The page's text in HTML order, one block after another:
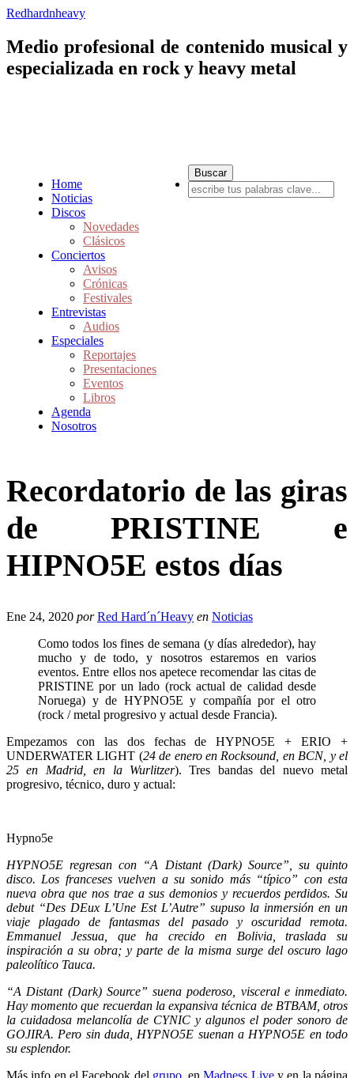
Redhardnheavy
Medio profesional de contenido musical y
especializada en rock y heavy metal
Home
Noticias
Discos
Novedades
Clásicos
Conciertos
Avisos
Crónicas
Festivales
Entrevistas
Audios
Especiales
Reportajes
Presentaciones
Eventos
Libros
Agenda
Nosotros
Recordatorio de las giras
de PRISTINE e
HIPNO5E estos días
Ene 24, 2020 por Red Hard´n´Heavy en Noticias
Como todos los fines de semana (y días alrededor), hay
mucho y de todo, y nosotros estaremos en varios
eventos. Entre ellos nos apetece recomendar las citas de
PRISTINE por un lado (rock actual de calidad desde
Noruega) y de HYPNO5E y compañía por el otro
(rock / metal progresivo y actual desde Francia).
Empezamos con las dos fechas de HYPNO5E + ERIO +
UNDERWATER LIGHT (24 de enero en Rocksound, en BCN, y el
25 en Madrid, en la Wurlitzer). Tres bandas del nuevo metal
progresivo, técnico, duro y actual:
Hypno5e
HYPNO5E regresan con “A Distant (Dark) Source”, su quinto
disco. Los franceses vuelven a su sonido más “típico” con esta
nueva obra que nos trae a sus demonios y recuerdos perdidos. Su
debut “Des DEux L’Une Est L’Autre” supuso la inmersión en un
viaje plagado de fantasmas del pasado y oscuridad remota.
Emmanuel Jessua, que ha crecido en Bolivia, traslada su
inspiración a su obra; y parte de la misma surge del oscuro lago
paleolítico Tauca.
“A Distant (Dark) Source” suena poderoso, visceral e inmediato.
Hay momento que recuerdan la expansiva técnica de BTBAM, otros
la cuidadosa melancolía de CYNIC y algunos el poder sonoro de
GOJIRA. Pero sin duda, HYPNO5E suenan a HYPNO5E en todo
su esplendor.